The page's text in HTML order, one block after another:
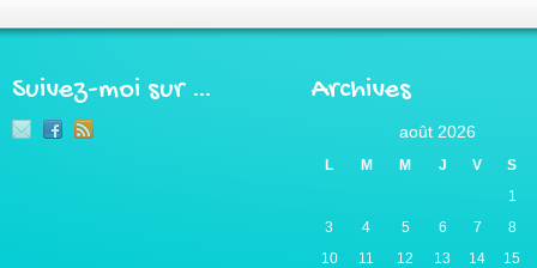
Suivez-moi sur … Archives
août 2026
L M M J V S
1
3
4 5 6 7
8
10
11 12 13 14
15